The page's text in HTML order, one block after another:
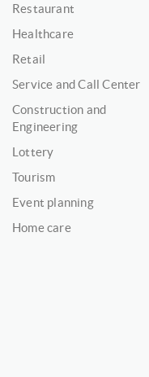
Restaurant
Healthcare
Retail
Service and Call Center
Construction and
Engineering
Lottery
Tourism
Event planning
Home care